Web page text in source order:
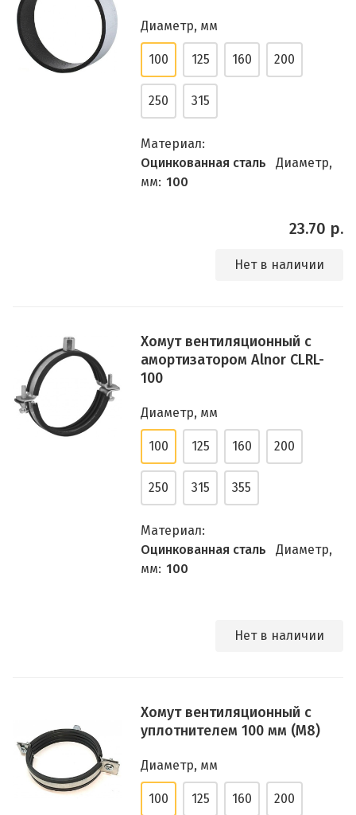
Диаметр, мм
100 125 160 200
250 315
Материал:
Оцинкованная сталь
Диаметр,
мм: 100
23.70 р.
Нет в наличии
Хомут вентиляционный с
амортизатором Alnor CLRL-
100
Диаметр, мм
100 125 160 200
250 315 355
Материал:
Оцинкованная сталь
Диаметр,
мм: 100
Нет в наличии
Хомут вентиляционный с
уплотнителем 100 мм (М8)
Диаметр, мм
100 125 160 200